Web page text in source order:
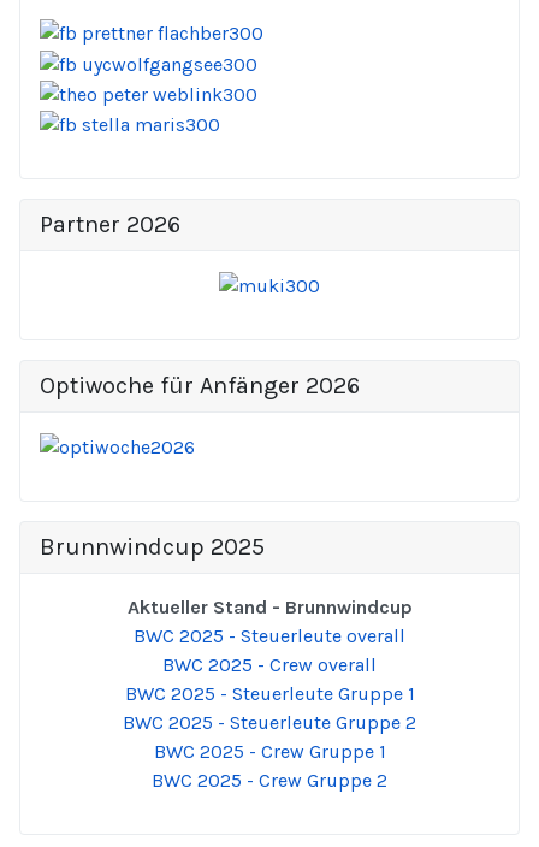
Partner 2026
Optiwoche für Anfänger 2026
Brunnwindcup 2025
Aktueller Stand - Brunnwindcup
BWC 2025 - Steuerleute overall
BWC 2025 - Crew overall
BWC 2025 - Steuerleute Gruppe 1
BWC 2025 - Steuerleute Gruppe 2
BWC 2025 - Crew Gruppe 1
BWC 2025 - Crew Gruppe 2